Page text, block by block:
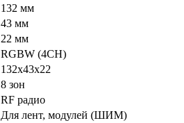
132 мм
43 мм
22 мм
RGBW (4CH)
132х43х22
8 зон
RF радио
Для лент, модулей (ШИМ)